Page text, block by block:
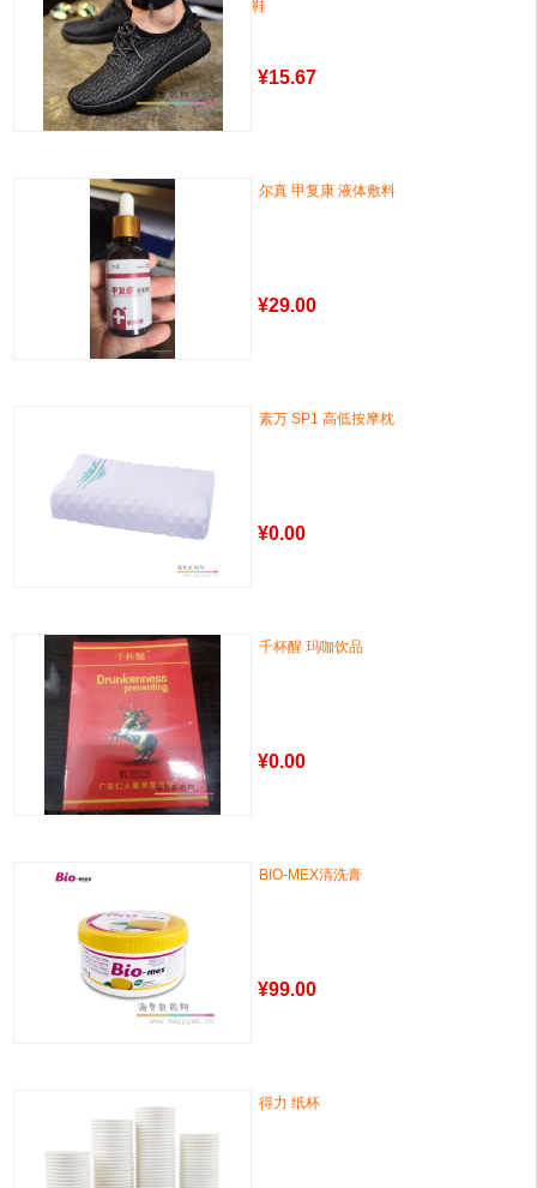
鞋
¥15.67
尔真 甲复康 液体敷料
¥29.00
素万 SP1 高低按摩枕
¥0.00
千杯醒 玛咖饮品
¥0.00
BIO-MEX清洗膏
¥99.00
得力 纸杯